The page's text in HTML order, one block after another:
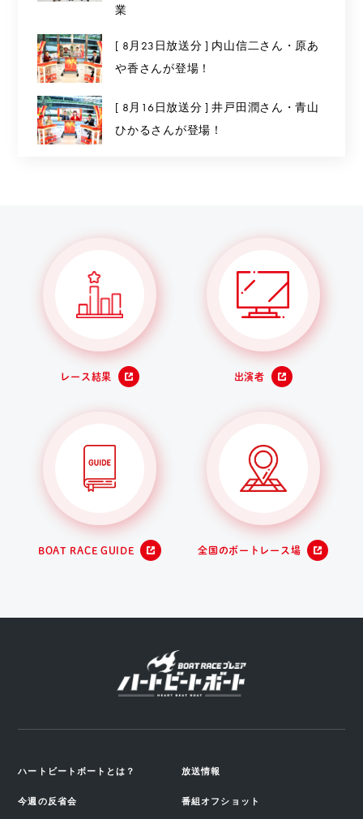
業
[ 8月23日放送分 ] 内山信二さん・原あ
や香さんが登場！
[ 8月16日放送分 ] 井戸田潤さん・青山
ひかるさんが登場！
レース結果 出演者
BOAT RACE GUIDE 全国のボートレース場
ハートビートボートとは？ 放送情報
今週の反省会 番組オフショット